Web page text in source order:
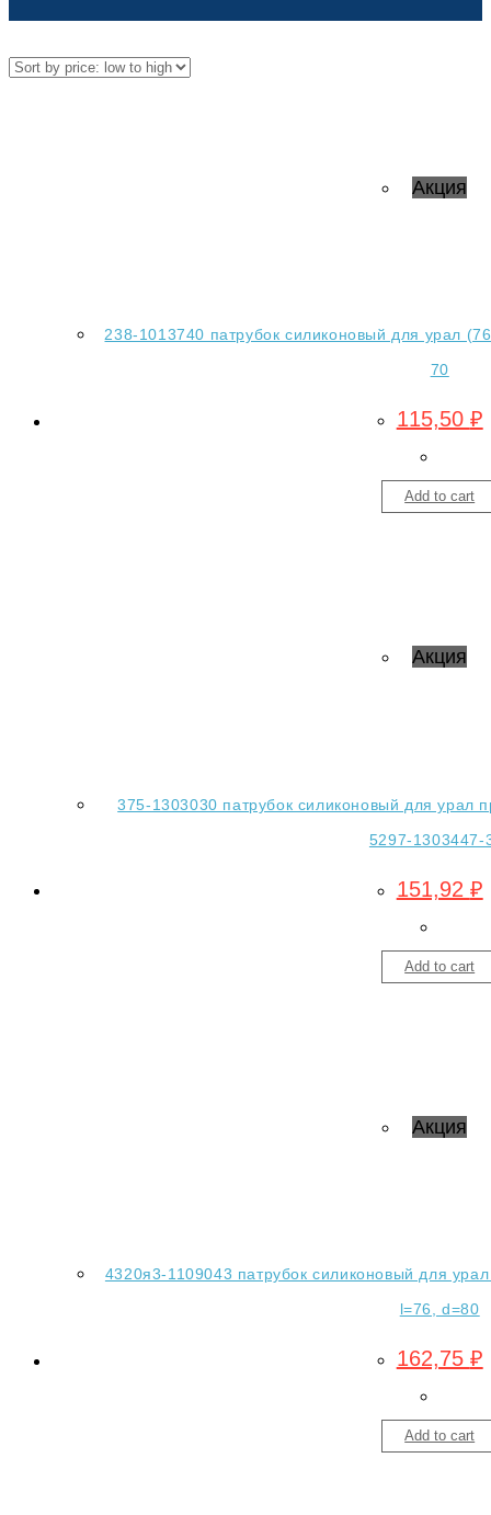
Акция
238-1013740 патрубок силиконовый для урал
70
115,50 ₽
Add to cart
Акция
375-1303030 патрубок силиконовый для урал
5297-1303447-
151,92 ₽
Add to cart
Акция
4320я3-1109043 патрубок силиконовый для
l=76, d=80
162,75 ₽
Add to cart